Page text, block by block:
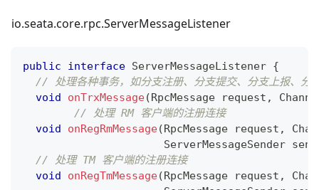
io.seata.core.rpc.ServerMessageListener
public interface ServerMessageListener {
// 处理各种事务，如分支注册、分支提交、分支上报、分
void
onTrxMessage(RpcMessage request ,
// 处理 RM 客户端的注册连接
void
onRegRmMessage(RpcMessage request ,
ServerMessageSender
// 处理 TM 客户端的注册连接
void
onRegTmMessage(RpcMessage request ,